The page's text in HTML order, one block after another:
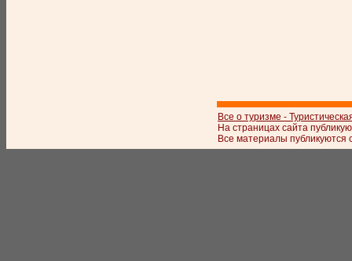
Все о туризме -
На страницах сайта
Все материалы публикуются